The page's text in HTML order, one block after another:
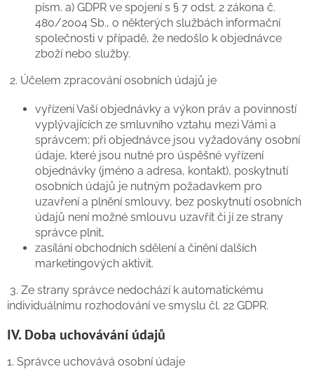
písm. a) GDPR ve spojení s § 7 odst. 2 zákona č.
480/2004 Sb., o některých službách informační
společnosti v případě, že nedošlo k objednávce
zboží nebo služby.
2. Účelem zpracování osobních údajů je
vyřízení Vaší objednávky a výkon práv a povinností
vyplývajících ze smluvního vztahu mezi Vámi a
správcem; při objednávce jsou vyžadovány osobní
údaje, které jsou nutné pro úspěšné vyřízení
objednávky (jméno a adresa, kontakt), poskytnutí
osobních údajů je nutným požadavkem pro
uzavření a plnění smlouvy, bez poskytnutí osobních
údajů není možné smlouvu uzavřít či jí ze strany
správce plnit,
zasílání obchodních sdělení a činění dalších
marketingových aktivit.
3. Ze strany správce nedochází k automatickému
individuálnímu rozhodování ve smyslu čl. 22 GDPR.
IV. Doba uchovávání údajů
1. Správce uchovává osobní údaje